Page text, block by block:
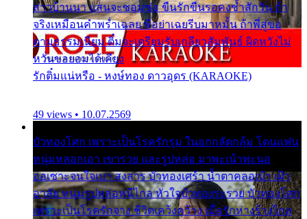
สาวบ้านนา แสนจะซอมซ่อ ขืนรักขืนรอคงช้ำสักวัน ถ้า
จริงเหมือนคำพร่ำเฉลย พี่อย่าเฉยรีบมาหมั้น ถ้าพี่สู่ขอ
ตามธรรมเนียม ติ๋มจะเตรียมรับเกลียวสัมพันธ์ ผิดหวังไม่
หวั่นขอยอมได้เคียง
รักติ๋มแน่หรือ - หงษ์ทอง ดาวอุดร (KARAOKE)
49 views • 10.07.2569
บัวทองโศก เพราะเป็นโรครักรุม ในอกกลัดกลุ้ม โดนแฟน
หนุ่มหลอกเอา เขารวย และรูปหล่อ มาพะเน้าพะนอ
ออเซาะจนใจเบา สงสาร บัวทองเศร้า น้ำตาคลอเบ้า เฝ้า
อาลัย หนุ่มรูปหล่อหนีไกล หัวใจบัวทองระรวย บัวทองโศก
เพราะเป็นโรครักจาง ชีวิตเคว้งคว้าง เมื่อรักห่างร้างไกล